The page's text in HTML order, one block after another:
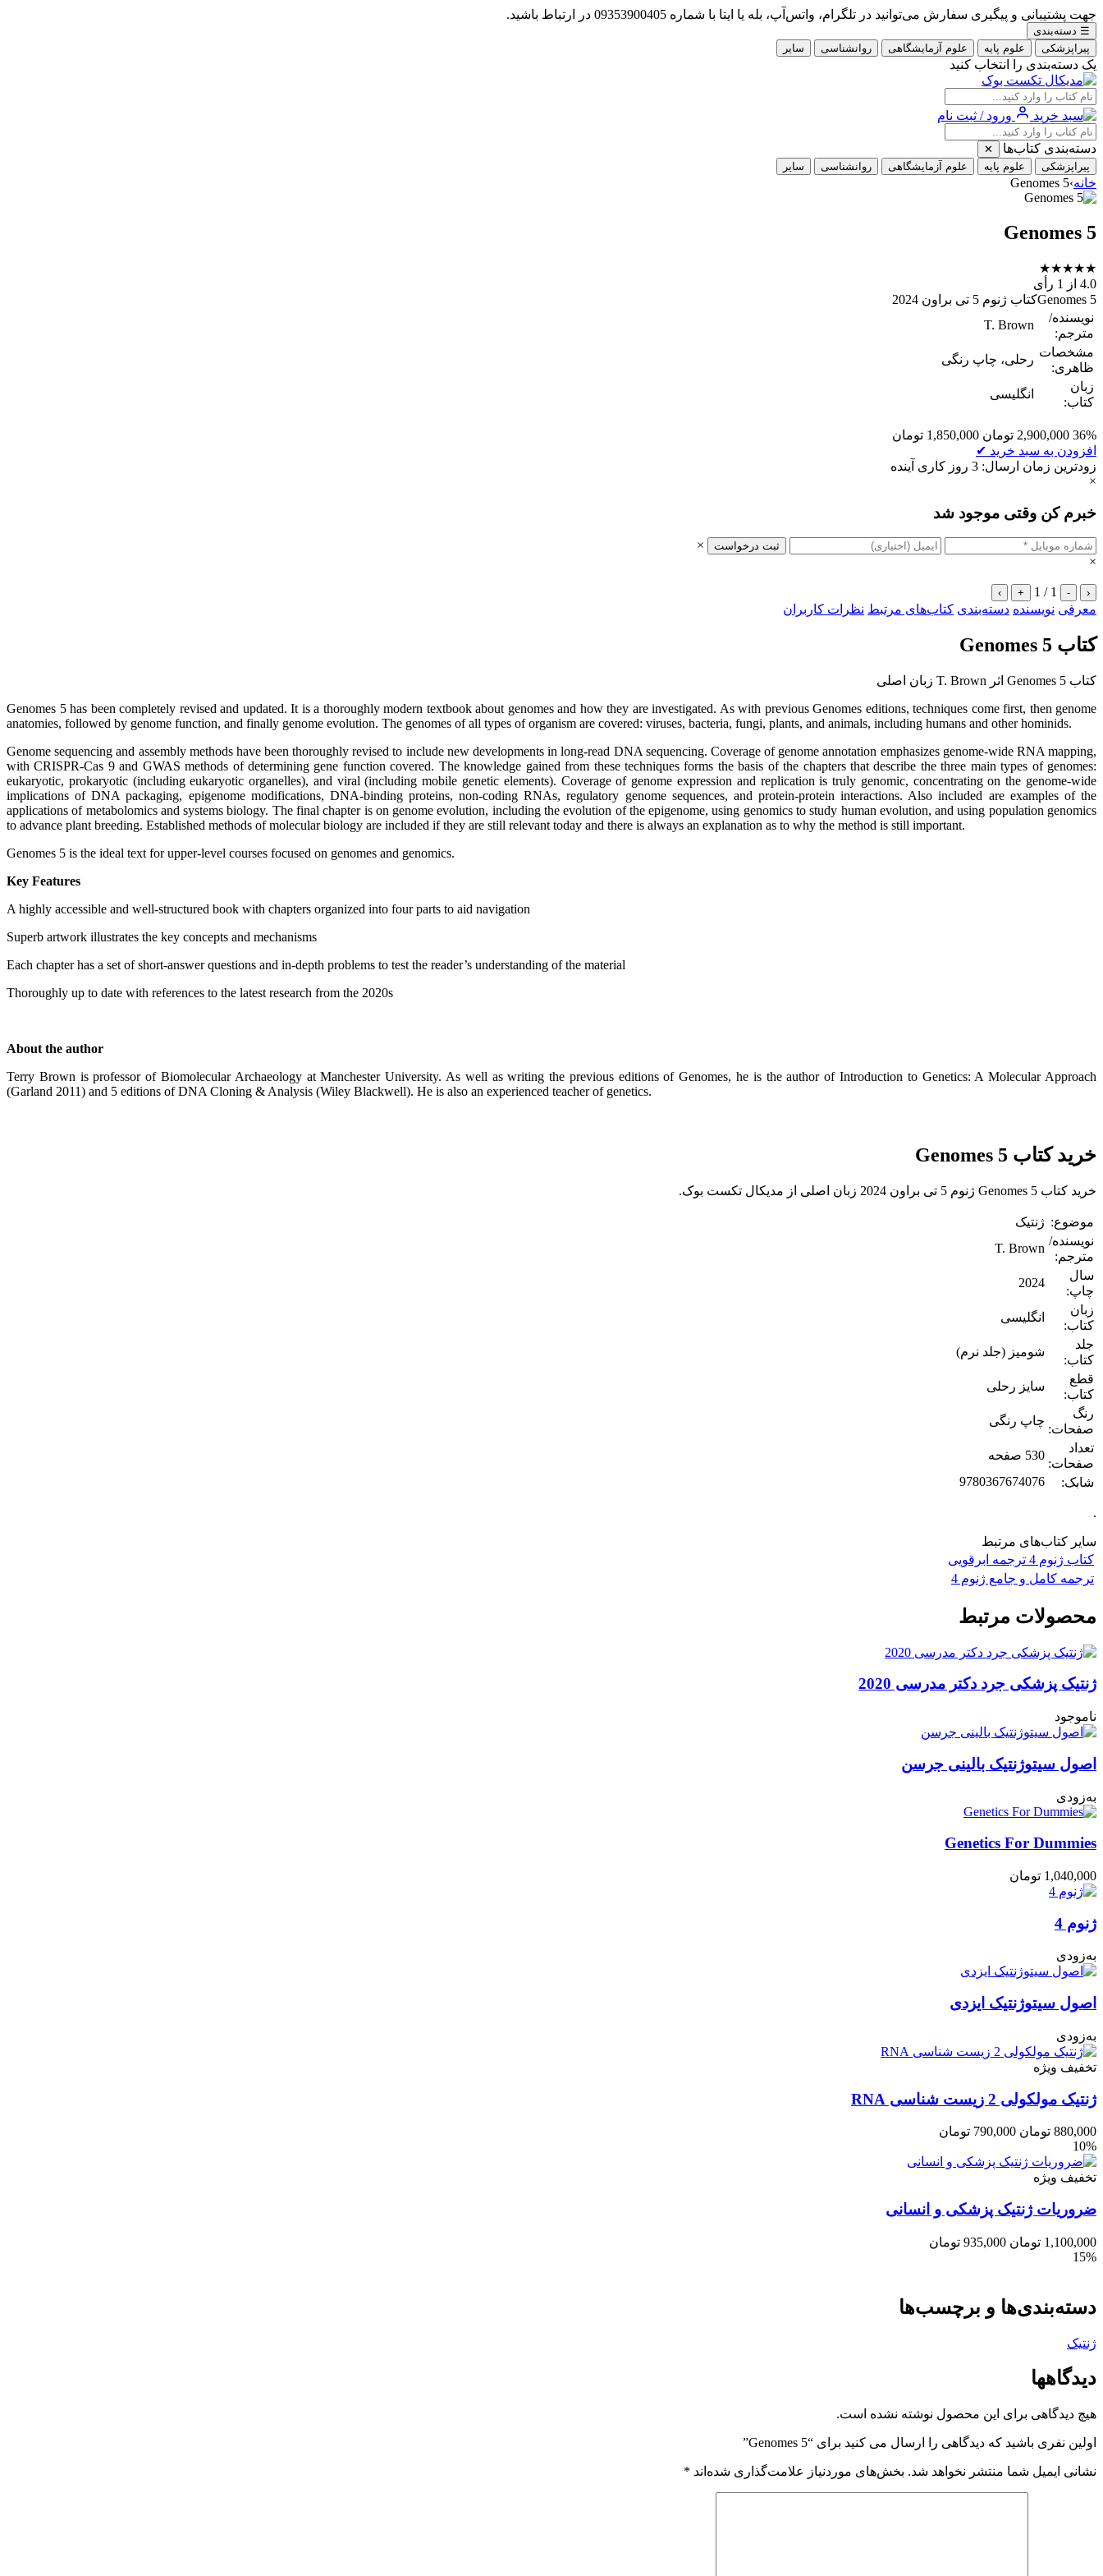
جهت پشتیبانی و پیگیری سفارش می‌توانید در تلگرام، واتس‌آپ، بله یا ایتا با شماره 09353900405 در ارتباط باشید.
☰ دسته‌بندی
پیراپزشکی
علوم پایه علوم آزمایشگاهی روانشناسی سایر
یک دسته‌بندی را انتخاب کنید
ورود / ثبت نام
دسته‌بندی کتاب‌ها
✕
پیراپزشکی
علوم پایه علوم آزمایشگاهی روانشناسی سایر
خانه›
Genomes 5
Genomes 5
★
★
★
★
★
4.0 از 1 رأی
Genomes 5کتاب ژنوم 5 تی براون 2024
نویسنده/
مترجم:
T. Brown
مشخصات
ظاهری:
رحلی، چاپ رنگی
زبان
کتاب:
انگلیسی
36%
2,900,000 تومان 1,850,000 تومان
افزودن به سبد خرید ✔
زودترین زمان ارسال: 3 روز کاری آینده
×
خبرم کن وقتی موجود شد
ثبت درخواست
×
×
‹
-
1 / 1
+
›
معرفی نویسنده دسته‌بندی کتاب‌های مرتبط نظرات کاربران
کتاب Genomes 5
کتاب Genomes 5 اثر T. Brown زبان اصلی
Genomes 5 has been completely revised and updated. It is a thoroughly modern textbook about genomes and how they are investigated. As with previous Genomes editions, techniques come first, then genome
anatomies, followed by genome function, and finally genome evolution. The genomes of all types of organism are covered: viruses, bacteria, fungi, plants, and animals, including humans and other hominids.
Genome sequencing and assembly methods have been thoroughly revised to include new developments in long-read DNA sequencing. Coverage of genome annotation emphasizes genome-wide RNA mapping,
with CRISPR-Cas 9 and GWAS methods of determining gene function covered. The knowledge gained from these techniques forms the basis of the chapters that describe the three main types of genomes:
eukaryotic, prokaryotic (including eukaryotic organelles), and viral (including mobile genetic elements). Coverage of genome expression and replication is truly genomic, concentrating on the genome-wide
implications of DNA packaging, epigenome modifications, DNA-binding proteins, non-coding RNAs, regulatory genome sequences, and protein-protein interactions. Also included are examples of the
applications of metabolomics and systems biology. The final chapter is on genome evolution, including the evolution of the epigenome, using genomics to study human evolution, and using population genomics
to advance plant breeding. Established methods of molecular biology are included if they are still relevant today and there is always an explanation as to why the method is still important.
Genomes 5 is the ideal text for upper-level courses focused on genomes and genomics.
Key Features
A highly accessible and well-structured book with chapters organized into four parts to aid navigation
Superb artwork illustrates the key concepts and mechanisms
Each chapter has a set of short-answer questions and in-depth problems to test the reader’s understanding of the material
Thoroughly up to date with references to the latest research from the 2020s
About the author
Terry Brown is professor of Biomolecular Archaeology at Manchester University. As well as writing the previous editions of Genomes, he is the author of Introduction to Genetics: A Molecular Approach
(Garland 2011) and 5 editions of DNA Cloning & Analysis (Wiley Blackwell). He is also an experienced teacher of genetics.
خرید کتاب Genomes 5
خرید کتاب Genomes 5 ژنوم 5 تی براون 2024 زبان اصلی از مدیکال تکست بوک.
موضوع: ژنتیک
نویسنده/
مترجم:
T. Brown
سال
چاپ:
2024
زبان
کتاب:
انگلیسی
جلد
کتاب:
شومیز (جلد نرم)
قطع
کتاب:
سایز رحلی
رنگ
صفحات:
چاپ رنگی
تعداد
صفحات:
530 صفحه
شابک:
9780367674076
.
سایر کتاب‌های مرتبط
کتاب ژنوم 4 ترجمه ابرقویی
ترجمه کامل و جامع ژنوم 4
محصولات مرتبط
ژنتیک پزشکی جرد دکتر مدرسی 2020
ناموجود
اصول سیتوژنتیک بالینی جرسن
به‌زودی
Genetics For Dummies
1,040,000 تومان
ژنوم 4
به‌زودی
اصول سیتوژنتیک ایزدی
به‌زودی
تخفیف ویژه
ژنتیک مولکولی 2 زیست شناسی RNA
880,000 تومان 790,000 تومان
10%
تخفیف ویژه
ضروریات ژنتیک پزشکی و انسانی
1,100,000 تومان 935,000 تومان
15%
دسته‌بندی‌ها و برچسب‌ها
ژنتیک
دیدگاهها
هیچ دیدگاهی برای این محصول نوشته نشده است.
اولین نفری باشید که دیدگاهی را ارسال می کنید برای “Genomes 5”
نشانی ایمیل شما منتشر نخواهد شد. بخش‌های موردنیاز علامت‌گذاری شده‌اند *